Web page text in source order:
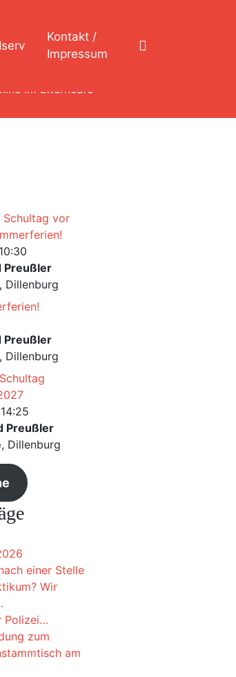
Iserv
Kontakt /
Impressum
im Elterncafé
Schultag vor
10:30
Preußler
, Dillenburg
Preußler
, Dillenburg
14:25
Preußler
, Dillenburg
einer Stelle
Wir
Polizei…
zum
am